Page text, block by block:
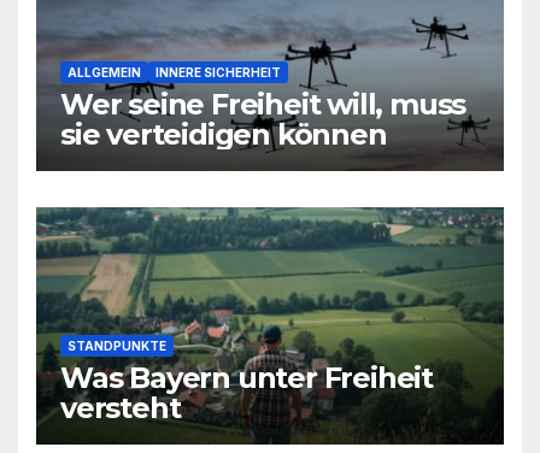
ALLGEMEIN INNERE SICHERHEIT
Wer seine Freiheit will, muss
sie verteidigen können
STANDPUNKTE
Was Bayern unter Freiheit
versteht